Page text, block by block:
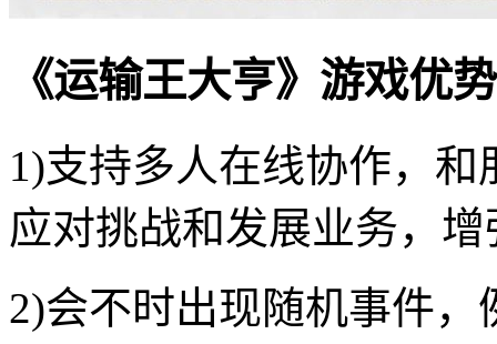
《运输王大亨》游戏优
1)支持多人在线协作，
应对挑战和发展业务，
2)会不时出现随机事件